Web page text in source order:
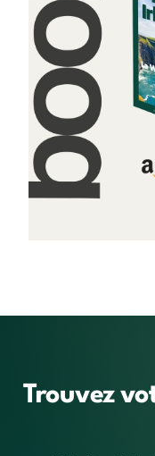
Trouvez